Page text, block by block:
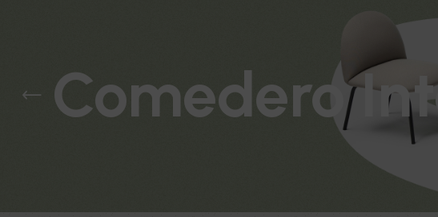
Comedero